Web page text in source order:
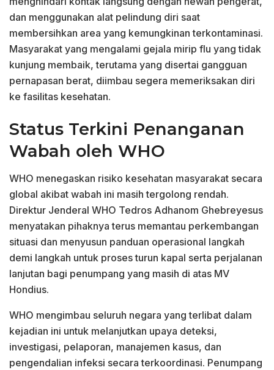
dan menggunakan alat pelindung diri saat
membersihkan area yang kemungkinan terkontaminasi.
Masyarakat yang mengalami gejala mirip flu yang tidak
kunjung membaik, terutama yang disertai gangguan
pernapasan berat, diimbau segera memeriksakan diri
ke fasilitas kesehatan.
Status Terkini Penanganan
Wabah oleh WHO
WHO menegaskan risiko kesehatan masyarakat secara
global akibat wabah ini masih tergolong rendah.
Direktur Jenderal WHO Tedros Adhanom Ghebreyesus
menyatakan pihaknya terus memantau perkembangan
situasi dan menyusun panduan operasional langkah
demi langkah untuk proses turun kapal serta perjalanan
lanjutan bagi penumpang yang masih di atas MV
Hondius.
WHO mengimbau seluruh negara yang terlibat dalam
kejadian ini untuk melanjutkan upaya deteksi,
investigasi, pelaporan, manajemen kasus, dan
pengendalian infeksi secara terkoordinasi. Penumpang